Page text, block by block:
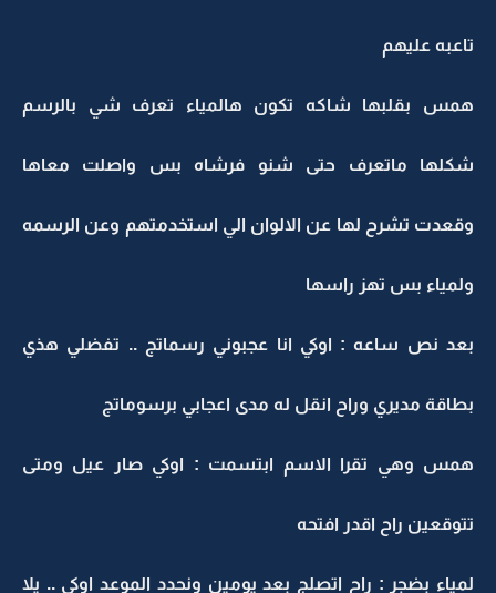
تاعبه عليهم
همس بقلبها شاكه تكون هالمياء تعرف شي بالرسم
شكلها ماتعرف حتى شنو فرشاه بس واصلت معاها
وقعدت تشرح لها عن الالوان الي استخدمتهم وعن الرسمه
ولمياء بس تهز راسها
بعد نص ساعه : اوكي انا عجبوني رسماتج .. تفضلي هذي
بطاقة مديري وراح انقل له مدى اعجابي برسوماتج
همس وهي تقرا الاسم ابتسمت : اوكي صار عيل ومتى
تتوقعين راح اقدر افتحه
لمياء بضجر : راح اتصلج بعد يومين ونحدد الموعد اوكي .. يلا